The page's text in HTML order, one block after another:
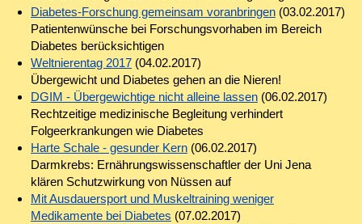
Diabetes-Forschung gemeinsam voranbringen(03.02.2017)
Patientenwünsche bei Forschungsvorhaben im Bereich
Diabetes berücksichtigen
Weltnierentag 2017(04.02.2017)
Übergewicht und Diabetes gehen an die Nieren!
DGIM - Übergewichtige nicht alleine lassen(06.02.2017)
Rechtzeitige medizinische Begleitung verhindert
Folgeerkrankungen wie Diabetes
Harte Schale - gesunder Kern(06.02.2017)
Darmkrebs: Ernährungswissenschaftler der Uni Jena
klären Schutzwirkung von Nüssen auf
Mit Ausdauersport und Muskeltraining weniger
Medikamente bei Diabetes (07.02.2017)